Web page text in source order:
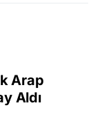
Arap
Aldı